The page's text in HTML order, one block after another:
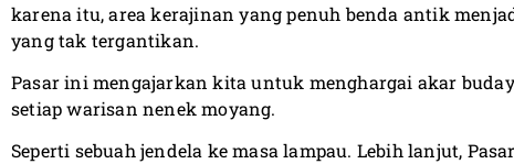
karena itu, area kerajinan yang penuh benda antik
yang tak tergantikan.
Pasar ini mengajarkan kita untuk menghargai akar
setiap warisan nenek moyang.
Seperti sebuah jendela ke masa lampau. Lebih lanjut,